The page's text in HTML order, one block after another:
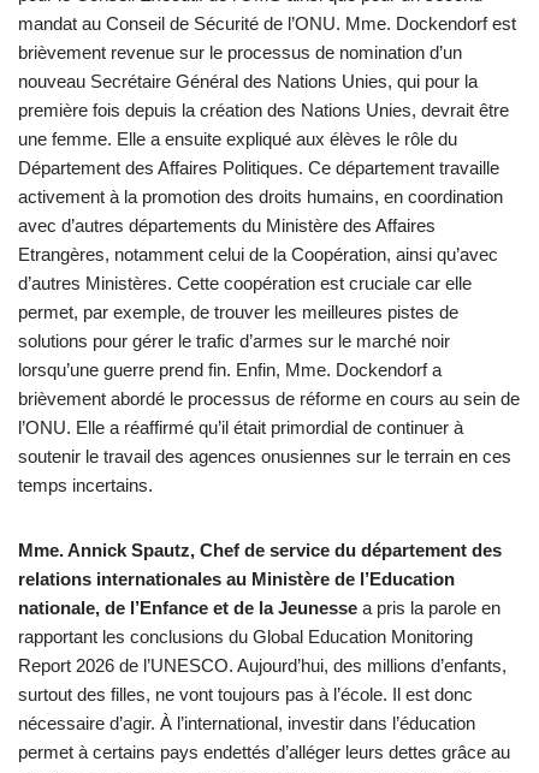
mandat au Conseil de Sécurité de l’ONU. Mme. Dockendorf est
brièvement revenue sur le processus de nomination d’un
nouveau Secrétaire Général des Nations Unies, qui pour la
première fois depuis la création des Nations Unies, devrait être
une femme. Elle a ensuite expliqué aux élèves le rôle du
Département des Affaires Politiques. Ce département travaille
activement à la promotion des droits humains, en coordination
avec d’autres départements du Ministère des Affaires
Etrangères, notamment celui de la Coopération, ainsi qu’avec
d’autres Ministères. Cette coopération est cruciale car elle
permet, par exemple, de trouver les meilleures pistes de
solutions pour gérer le trafic d’armes sur le marché noir
lorsqu’une guerre prend fin. Enfin, Mme. Dockendorf a
brièvement abordé le processus de réforme en cours au sein de
l’ONU. Elle a réaffirmé qu’il était primordial de continuer à
soutenir le travail des agences onusiennes sur le terrain en ces
temps incertains.
Mme. Annick Spautz, Chef de service du département des
relations internationales au Ministère de l’Education
nationale, de l’Enfance et de la Jeunesse a pris la parole en
rapportant les conclusions du Global Education Monitoring
Report 2026 de l’UNESCO. Aujourd’hui, des millions d’enfants,
surtout des filles, ne vont toujours pas à l’école. Il est donc
nécessaire d’agir. À l’international, investir dans l’éducation
permet à certains pays endettés d’alléger leurs dettes grâce au